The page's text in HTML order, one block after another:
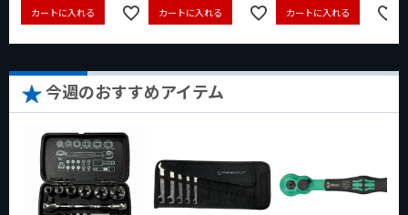
カートに入れる カートに入れる カートに入れる
今週のおすすめアイテム